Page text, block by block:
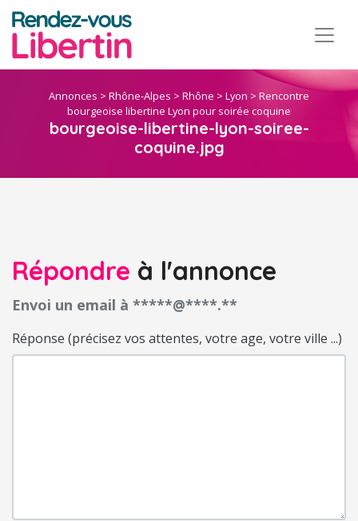
Annonces > Rhône-Alpes > Rhône > Lyon > Rencontre
bourgeoise libertine Lyon pour soirée coquine
bourgeoise-libertine-lyon-soiree-
coquine.jpg
Répondre à l'annonce
Envoi un email à *****@****.**
Réponse (précisez vos attentes, votre age, votre ville ...)